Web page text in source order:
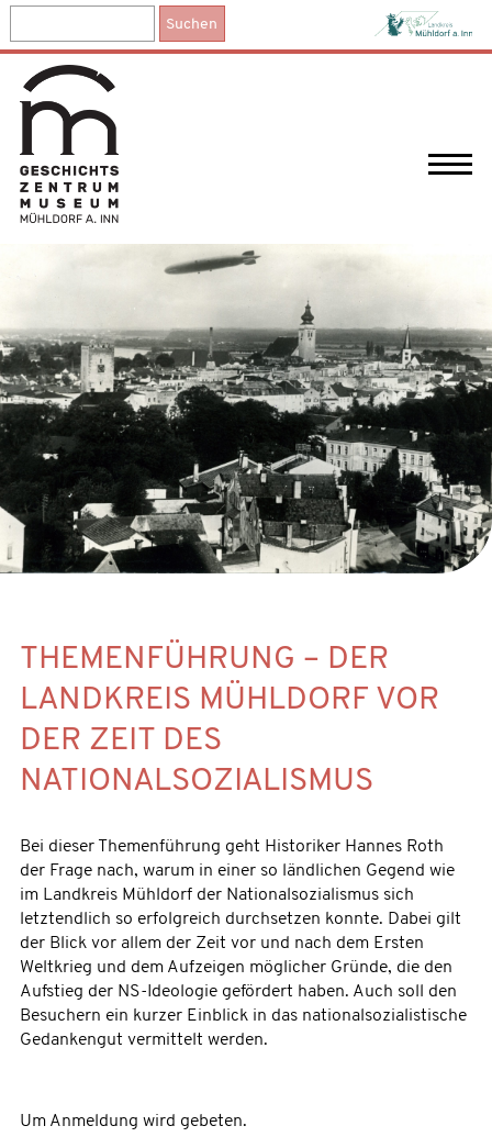
THEMENFÜHRUNG – DER
LANDKREIS MÜHLDORF VOR
DER ZEIT DES
NATIONALSOZIALISMUS
Bei dieser Themenführung geht Historiker Hannes Roth
der Frage nach, warum in einer so ländlichen Gegend wie
im Landkreis Mühldorf der Nationalsozialismus sich
letztendlich so erfolgreich durchsetzen konnte. Dabei gilt
der Blick vor allem der Zeit vor und nach dem Ersten
Weltkrieg und dem Aufzeigen möglicher Gründe, die den
Aufstieg der NS-Ideologie gefördert haben. Auch soll den
Besuchern ein kurzer Einblick in das nationalsozialistische
Gedankengut vermittelt werden.
Um Anmeldung wird gebeten.